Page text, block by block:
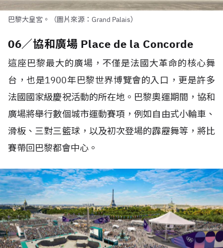
巴黎大皇宮。（圖片來源：Grand Palais）
06／協和廣場 Place de la Concorde
這座巴黎最大的廣場，不僅是法國大革命的核心舞
台，也是1900年巴黎世界博覽會的入口，更是許多
法國國家級慶祝活動的所在地。巴黎奧運期間，協和
廣場將舉行數個城市運動賽項，例如自由式小輪車、
滑板、三對三籃球，以及初次登場的霹靂舞等，將比
賽帶回巴黎都會中心。